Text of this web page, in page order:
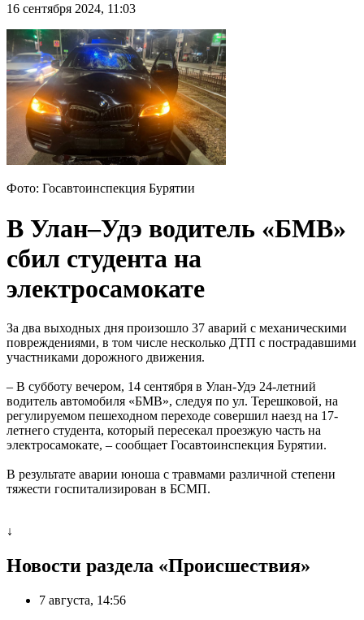
16 сентября 2024, 11:03
Фото: Госавтоинспекция Бурятии
В Улан–Удэ водитель «БМВ»
сбил студента на
электросамокате
За два выходных дня произошло 37 аварий с механическими
повреждениями, в том числе несколько ДТП с пострадавшими
участниками дорожного движения.
– В субботу вечером, 14 сентября в Улан-Удэ 24-летний
водитель автомобиля «БМВ», следуя по ул. Терешковой, на
регулируемом пешеходном переходе совершил наезд на 17-
летнего студента, который пересекал проезжую часть на
электросамокате, – сообщает Госавтоинспекция Бурятии.
В результате аварии юноша с травмами различной степени
тяжести госпитализирован в БСМП.
↓
Новости раздела «Происшествия»
7 августа, 14:56